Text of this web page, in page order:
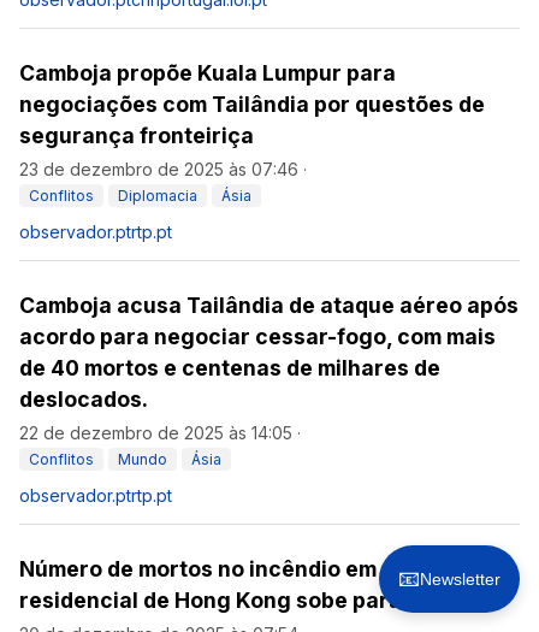
Camboja propõe Kuala Lumpur para
negociações com Tailândia por questões de
segurança fronteiriça
23 de dezembro de 2025 às 07:46 ·
Conflitos Diplomacia Ásia
observador.ptrtp.pt
Camboja acusa Tailândia de ataque aéreo após
acordo para negociar cessar-fogo, com mais
de 40 mortos e centenas de milhares de
deslocados.
22 de dezembro de 2025 às 14:05 ·
Conflitos Mundo Ásia
observador.ptrtp.pt
Número de mortos no incêndio em complexo
residencial de Hong Kong sobe para 161
📧Newsletter